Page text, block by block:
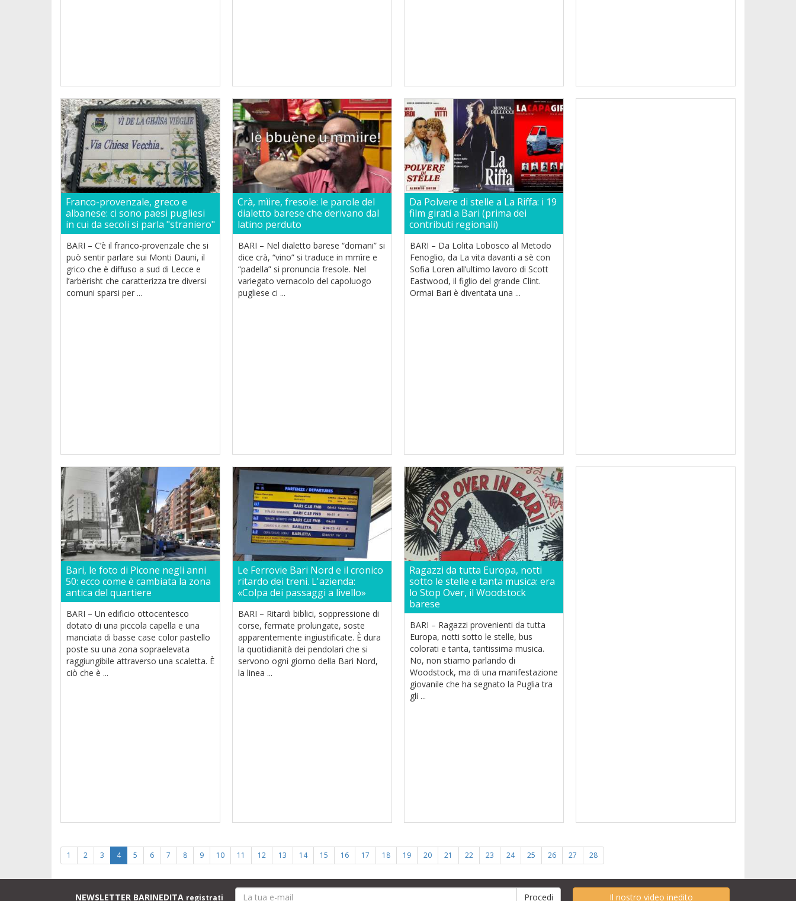
Franco-provenzale, greco e
albanese: ci sono paesi pugliesi
in cui da secoli si parla "straniero"
BARI – C’è il franco-provenzale che si
può sentir parlare sui Monti Dauni, il
grico che è diffuso a sud di Lecce e
l’arbërisht che caratterizza tre diversi
comuni sparsi per ...
Crà, mìire, fresole: le parole del
dialetto barese che derivano dal
latino perduto
BARI – Nel dialetto barese “domani” si
dice crà, “vino” si traduce in mmìre e
“padella” si pronuncia fresole. Nel
variegato vernacolo del capoluogo
pugliese ci ...
Da Polvere di stelle a La Riffa: i 19
film girati a Bari (prima dei
contributi regionali)
BARI – Da Lolita Lobosco al Metodo
Fenoglio, da La vita davanti a sè con
Sofia Loren all’ultimo lavoro di Scott
Eastwood, il figlio del grande Clint.
Ormai Bari è diventata una ...
Bari, le foto di Picone negli anni
50: ecco come è cambiata la zona
antica del quartiere
BARI – Un edificio ottocentesco
dotato di una piccola capella e una
manciata di basse case color pastello
poste su una zona sopraelevata
raggiungibile attraverso una scaletta. È
ciò che è ...
Le Ferrovie Bari Nord e il cronico
ritardo dei treni. L'azienda:
«Colpa dei passaggi a livello»
BARI – Ritardi biblici, soppressione di
corse, fermate prolungate, soste
apparentemente ingiustificate. È dura
la quotidianità dei pendolari che si
servono ogni giorno della Bari Nord,
la linea ...
Ragazzi da tutta Europa, notti
sotto le stelle e tanta musica: era
lo Stop Over, il Woodstock
barese
BARI – Ragazzi provenienti da tutta
Europa, notti sotto le stelle, bus
colorati e tanta, tantissima musica.
No, non stiamo parlando di
Woodstock, ma di una manifestazione
giovanile che ha segnato la Puglia tra
gli ...
1 2 3 4 5 6 7 8 9 10 11 12 13 14 15 16 17 18 19 20 21 22 23 24 25 26 27 28
NEWSLETTER BARINEDITA registrati Il nostro video inedito